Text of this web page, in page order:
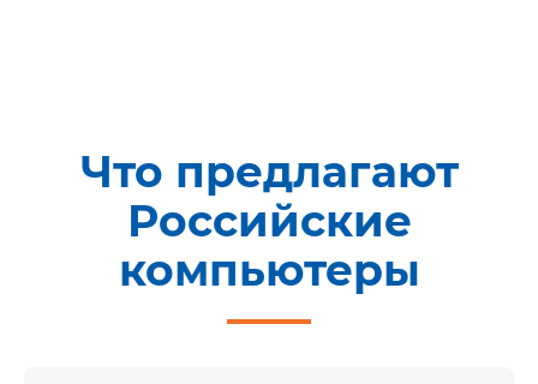
Что предлагают
Российские
компьютеры